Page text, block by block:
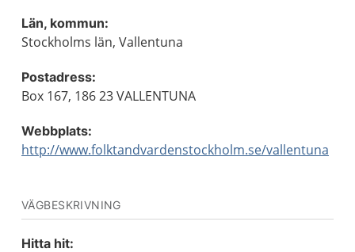
Län, kommun:
Stockholms län, Vallentuna
Postadress:
Box 167, 186 23 VALLENTUNA
Webbplats:
http://www.folktandvardenstockholm.se/vallentuna
VÄGBESKRIVNING
Hitta hit: